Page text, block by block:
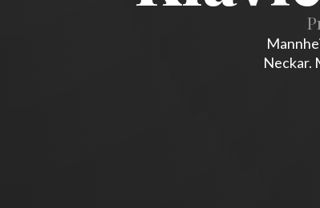
Neckar.